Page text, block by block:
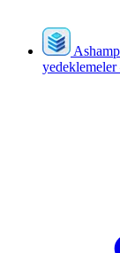
yedeklemeler